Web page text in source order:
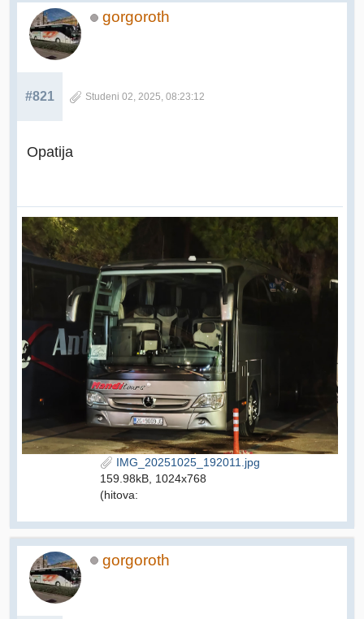
gorgoroth
#821 Studeni 02, 2025, 08:23:12
Opatija
IMG_20251025_192011.jpg
159.98kB, 1024x768
(hitova:
gorgoroth